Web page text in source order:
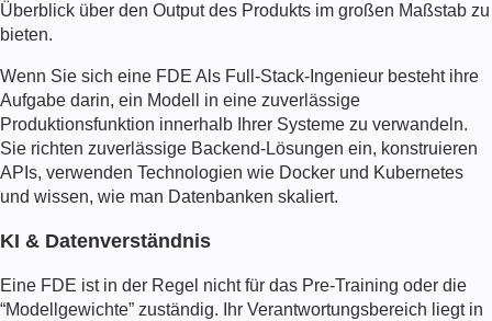
Überblick über den Output des Produkts im großen Maßstab zu
bieten.
Wenn Sie sich eine FDE Als Full-Stack-Ingenieur besteht ihre
Aufgabe darin, ein Modell in eine zuverlässige
Produktionsfunktion innerhalb Ihrer Systeme zu verwandeln.
Sie richten zuverlässige Backend-Lösungen ein, konstruieren
APIs, verwenden Technologien wie Docker und Kubernetes
und wissen, wie man Datenbanken skaliert.
KI & Datenverständnis
Eine FDE ist in der Regel nicht für das Pre-Training oder die
“Modellgewichte” zuständig. Ihr Verantwortungsbereich liegt in